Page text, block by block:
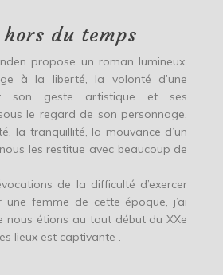
du temps
propose un roman lumineux.
à la liberté, la volonté d’une
son geste artistique et ses
le regard de son personnage,
la tranquillité, la mouvance d’un
les restitue avec beaucoup de
de la difficulté d’exercer
femme de cette époque, j’ai
nous étions au tout début du XXe
lieux est captivante .